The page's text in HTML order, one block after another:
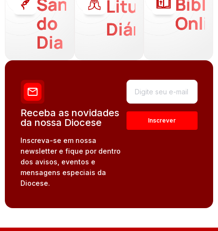
do
Dia
Liturgia
Diária
Receba as novidades
da nossa Diocese
Inscreva-se em nossa
newsletter e fique por dentro
dos avisos, eventos e
mensagens especiais da
Diocese.